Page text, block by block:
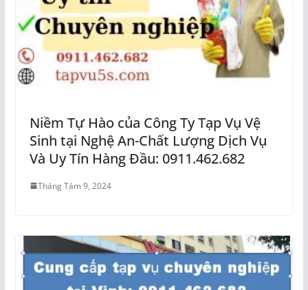
Niềm Tự Hào của Công Ty Tạp Vụ Vệ
Sinh tại Nghệ An-Chất Lượng Dịch Vụ
Và Uy Tín Hàng Đầu: 0911.462.682
Tháng Tám 9, 2024